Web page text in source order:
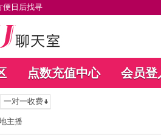
便日后找寻
点数充值中心 会员登
一对一收费
主播